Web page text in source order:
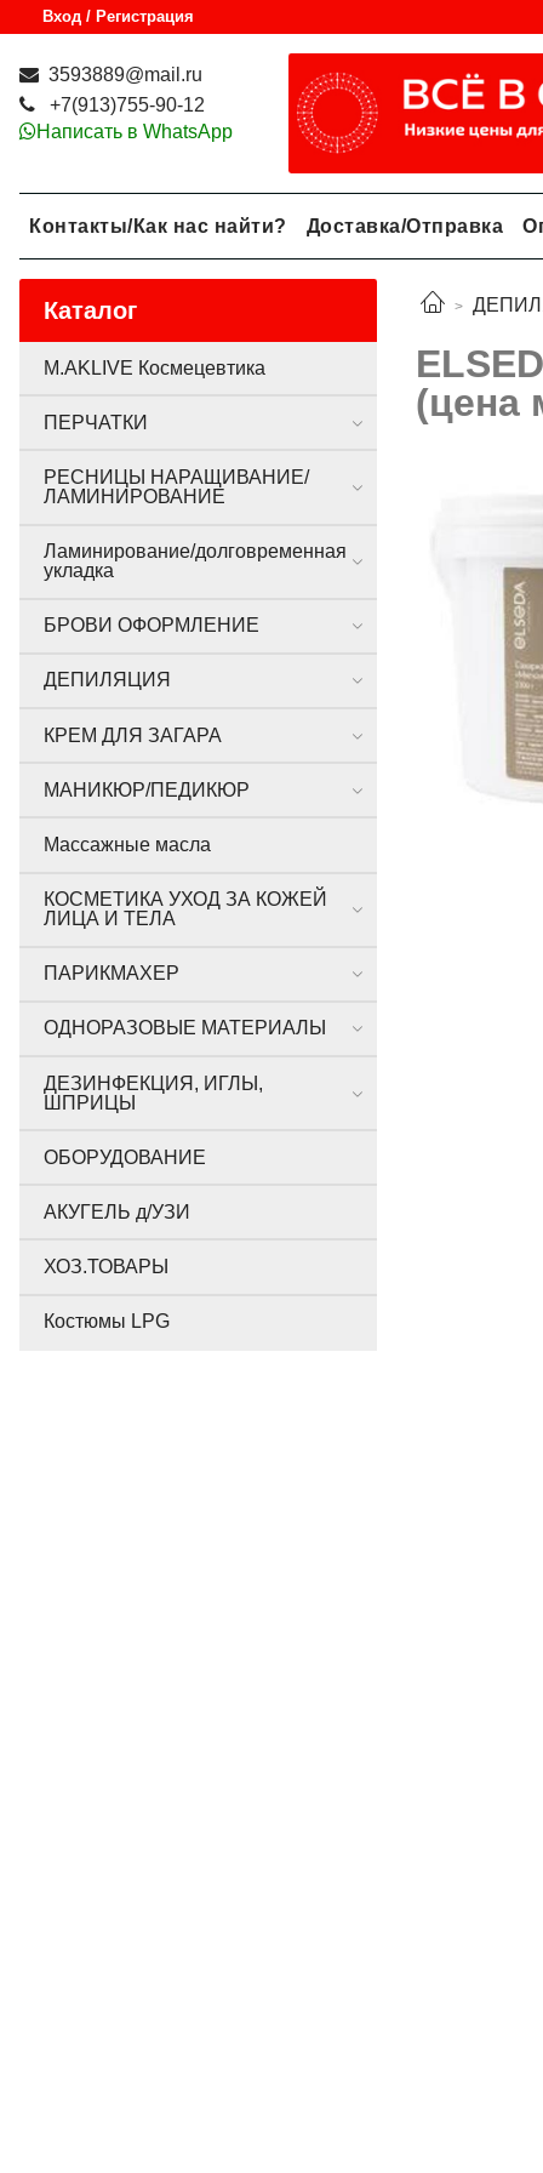
Вход / Регистрация
3593889@mail.ru
+7(913)755-90-12
Написать в WhatsApp
Контакты/Как нас найти? Доставка/Отправка
(цена
Каталог
M.AKLIVE Космецевтика
ПЕРЧАТКИ
РЕСНИЦЫ НАРАЩИВАНИЕ/
ЛАМИНИРОВАНИЕ
Ламинирование/долговременная
укладка
БРОВИ ОФОРМЛЕНИЕ
ДЕПИЛЯЦИЯ
КРЕМ ДЛЯ ЗАГАРА
МАНИКЮР/ПЕДИКЮР
Массажные масла
КОСМЕТИКА УХОД ЗА КОЖЕЙ
ЛИЦА И ТЕЛА
ПАРИКМАХЕР
ОДНОРАЗОВЫЕ МАТЕРИАЛЫ
ДЕЗИНФЕКЦИЯ, ИГЛЫ,
ШПРИЦЫ
ОБОРУДОВАНИЕ
АКУГЕЛЬ д/УЗИ
ХОЗ.ТОВАРЫ
Костюмы LPG